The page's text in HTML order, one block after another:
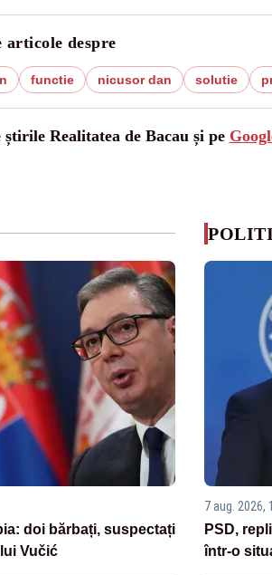
articole despre
functie nicusor dan solutie
Realitatea de Bacau și pe
doi bărbați, suspectați
Vučić
7 aug. 2026,
PSD,
într-o